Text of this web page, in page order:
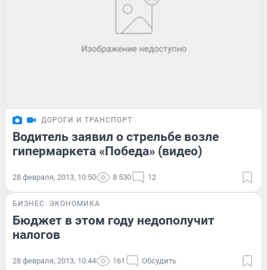
ДОРОГИ И ТРАНСПОРТ
Водитель заявил о стрельбе возле
гипермаркета «Победа» (видео)
28 февраля, 2013, 10:50 8 530 12
БИЗНЕС ЭКОНОМИКА
Бюджет в этом году недополучит
налогов
28 февраля, 2013, 10:44 161 Обсудить